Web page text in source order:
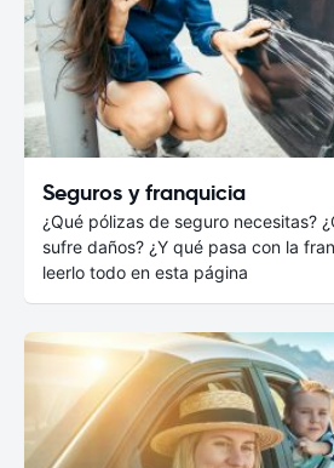
Seguros y franquicia
¿Qué pólizas de seguro necesitas?
sufre daños? ¿Y qué pasa con la
leerlo todo en esta página